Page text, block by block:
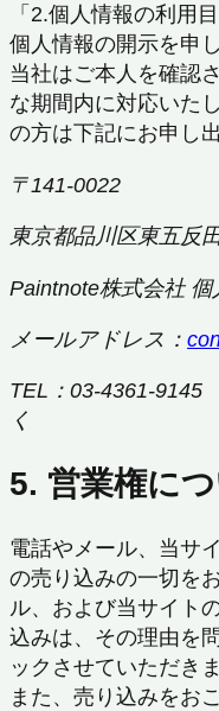
「2.個人情報の利用
個人情報の開示を申
当社はご本人を確認
な期間内に対応いた
の方は下記にお申し
〒141-0022
東京都品川区東五反
Paintnote株式会社
メールアドレス：
TEL：03-4361-9145
く
5. 営業権に
電話やメール、当サ
の売り込みの一切を
ル、および当サイト
込みは、その理由を
ックさせていただきま
また、売り込みをお